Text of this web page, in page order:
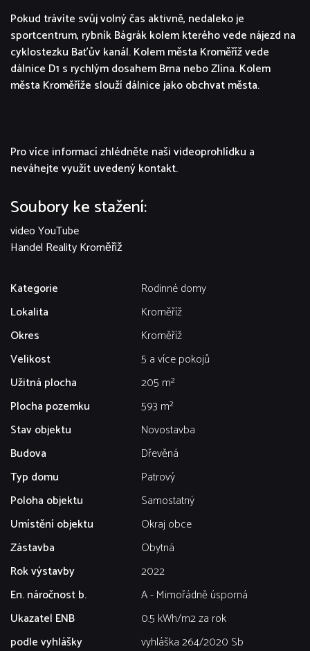
Pokud trávíte svůj volný čas aktivně, nedaleko je
sportcentrum, rybník Bágrák kolem kterého vede nájezd na
cyklostezku Baťův kanál. Kolem města Kroměříž vede
dálnice D1 s rychlým dosahem Brna nebo Zlína. Kolem
města Kroměříže slouží dálnice jako obchvat města.
Pro více informací zhlédněte naši videoprohlídku a
neváhejte využít uvedený kontakt.
Soubory ke stažení:
video YouTube
Handel Reality Kroměříž
Kategorie
Rodinné domy
Lokalita
Kroměříž
Okres
Kroměříž
Velikost
5 a více pokojů
Užitná plocha
205 m²
Plocha pozemku
593 m²
Stav objektu
Novostavba
Budova
Dřevěná
Typ domu
Patrový
Poloha objektu
Samostatný
Umístění objektu
Okraj obce
Zástavba
Obytná
Rok výstavby
2022
En. náročnost b.
A - Mimořádně úsporná
Ukazatel ENB
0.5 kWh/m2 za rok
podle vyhlášky
vyhláška 264/2020 Sb